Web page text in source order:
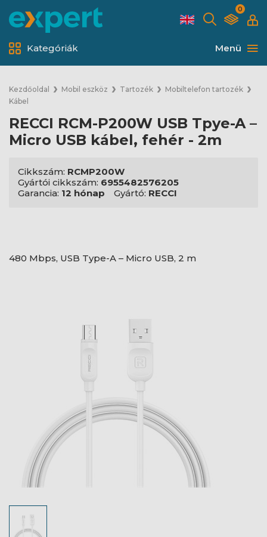
0
Menü
Kategóriák
Kezdőoldal Mobil eszköz Tartozék
Mobiltelefon tartozék
Kábel
RECCI RCM-P200W USB Tpye-A –
Micro USB kábel, fehér - 2m
Cikkszám: RCMP200W
Gyártói cikkszám: 6955482576205
Garancia: 12 hónap Gyártó: RECCI
480 Mbps, USB Type-A – Micro USB, 2 m